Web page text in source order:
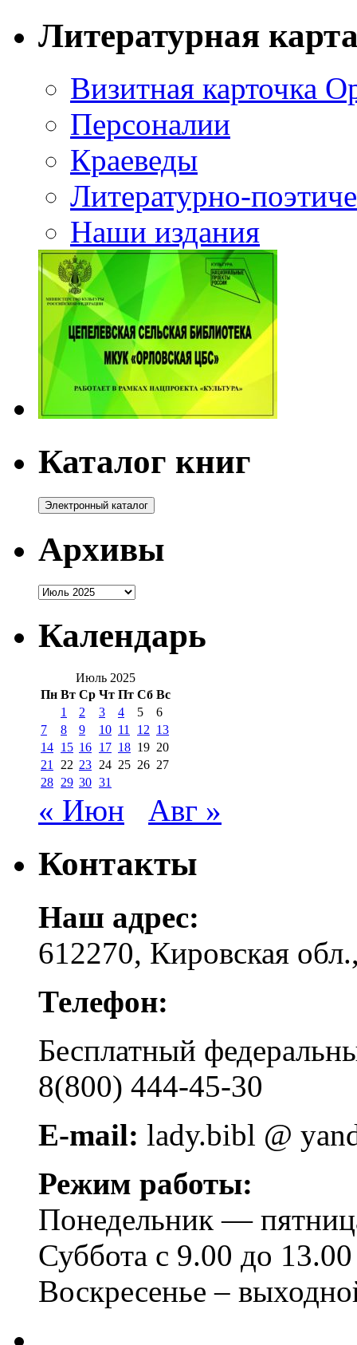
Литературная
Визитная карточка
Персоналии
Краеведы
Литературно-
Наши издания
Каталог книг
Архивы
Архивы
Календарь
Июль 2025
Пн Вт Ср Чт Пт Сб Вс
1
2 3 4 5
6
7
8 9 10 11 12 13
14 15 16 17 18 19 20
21
22 23 24 25 26 27
28 29 30 31
« Июн Авг »
Контакты
Наш адрес:
612270, Кировская
Телефон:
Бесплатный
8(800) 444-45-30
E-mail: lady.bibl @
Режим работы:
Понедельник —
Суббота с 9.00 до 13.00
Воскресенье –